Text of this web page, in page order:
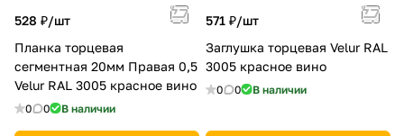
528 ₽/шт
Планка торцевая
сегментная 20мм Правая 0,5
Velur RAL 3005 красное вино
0 0 В наличии
571 ₽/шт
Заглушка торцевая Velur RAL
3005 красное вино
0 0 В наличии